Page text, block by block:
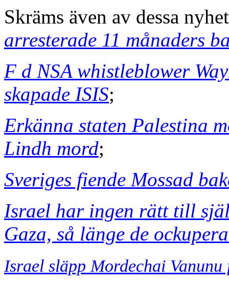
Skräms även av dessa
arresterade 11 månaders
F d NSA whistleblower
skapade ISIS;
Erkänna staten Palestina
Lindh mord;
Sveriges fiende Mossad
Israel har ingen rätt till
Gaza, så länge de
Israel släpp Mordechai